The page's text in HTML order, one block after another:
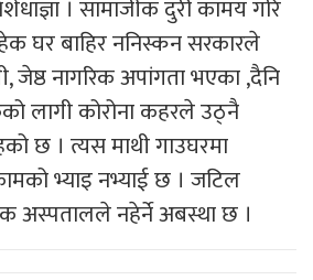
। सामाजीक दुरी कामय गरि
घर बाहिर ननिस्कन सरकारले
जेष्ठ नागरिक अपांगता भएका ,दैनि
लागी कोरोना कहरले उठ्नै
छ । त्यस माथी गाउघरमा
भ्याइ नभ्याई छ । जटिल
अस्पतालले नहेर्ने अबस्था छ ।